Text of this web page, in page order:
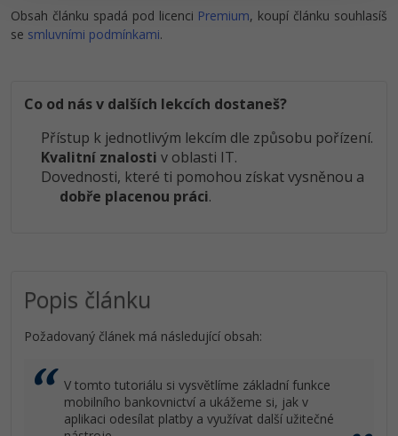
Obsah článku spadá pod licenci Premium, koupí článku souhlasíš
se smluvními podmínkami.
Co od nás v dalších lekcích dostaneš?
Přístup k jednotlivým lekcím dle způsobu pořízení.
Kvalitní znalosti v oblasti IT.
Dovednosti, které ti pomohou získat vysněnou a
dobře placenou práci.
Popis článku
Požadovaný článek má následující obsah:
V tomto tutoriálu si vysvětlíme základní funkce
mobilního bankovnictví a ukážeme si, jak v
aplikaci odesílat platby a využívat další užitečné